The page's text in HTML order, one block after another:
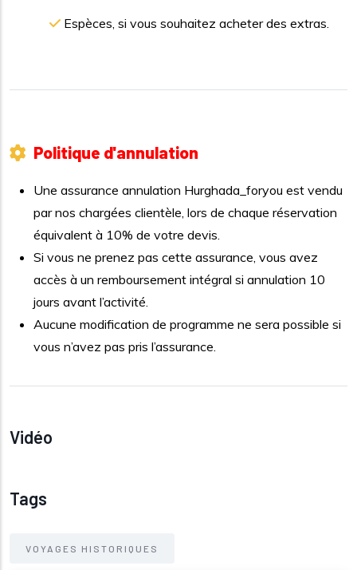
Espèces, si vous souhaitez acheter des extras.
Politique d'annulation
Une assurance annulation Hurghada_foryou est vendu
par nos chargées clientèle, lors de chaque réservation
équivalent à 10% de votre devis.
Si vous ne prenez pas cette assurance, vous avez
accès à un remboursement intégral si annulation 10
jours avant l’activité.
Aucune modification de programme ne sera possible si
vous n’avez pas pris l’assurance.
Vidéo
Tags
VOYAGES HISTORIQUES